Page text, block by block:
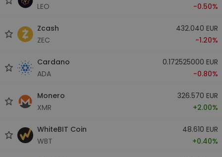
LEO
-0.50%
Zcash
ZEC
432.040 EUR
-1.20%
Cardano
ADA
0.172525000 EUR
-0.80%
Monero
XMR
326.570 EUR
+2.00%
WhiteBIT Coin
WBT
48.610 EUR
+0.40%